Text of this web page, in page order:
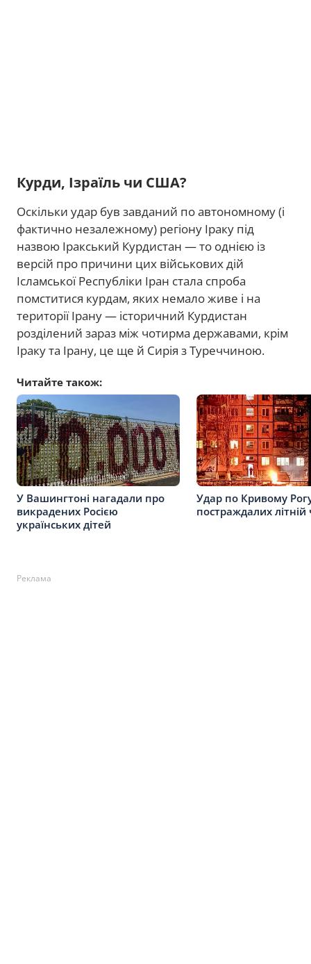
Курди, Ізраїль чи США?
Оскільки удар був завданий по автономному (і
фактично незалежному) регіону Іраку під
назвою Іракський Курдистан — то однією із
версій про причини цих військових дій
Ісламської Республіки Іран стала спроба
помститися курдам, яких немало живе і на
території Ірану — історичний Курдистан
розділений зараз між чотирма державами, крім
Іраку та Ірану, це ще й Сирія з Туреччиною.
Читайте також:
У Вашингтоні нагадали про
викрадених Росією
українських дітей
Удар по Кривому
постраждалих літній
Реклама